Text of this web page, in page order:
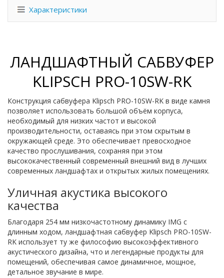
Характеристики
ЛАНДШАФТНЫЙ САБВУФЕР
KLIPSCH PRO-10SW-RK
Конструкция сабвуфера Klipsch PRO-10SW-RK в виде камня
позволяет использовать большой объём корпуса,
необходимый для низких частот и высокой
производительности, оставаясь при этом скрытым в
окружающей среде. Это обеспечивает превосходное
качество прослушивания, сохраняя при этом
высококачественный современный внешний вид в лучших
современных ландшафтах и открытых жилых помещениях.
Уличная акустика высокого
качества
Благодаря 254 мм низкочастотному динамику IMG с
длинным ходом, ландшафтная сабвуфер Klipsch PRO-10SW-
RK использует ту же философию высокоэффективного
акустического дизайна, что и легендарные продукты для
помещений, обеспечивая самое динамичное, мощное,
детальное звучание в мире.